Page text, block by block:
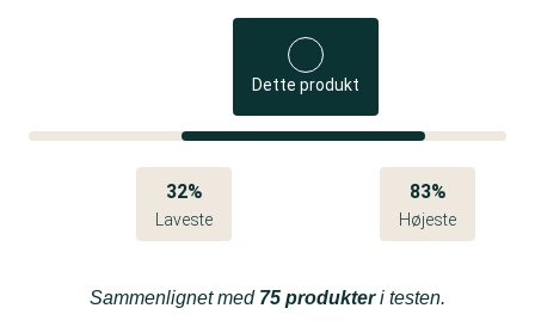
Dette produkt
32%
Laveste
83%
Højeste
Sammenlignet med 75 produkteri testen.